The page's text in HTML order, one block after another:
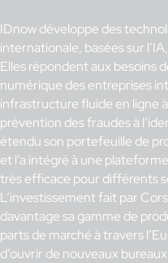
IDnow développe des
internationale, basées sur
Elles répondent aux besoins
numérique des entreprises
infrastructure fluide en ligne
prévention des fraudes à
étendu son portefeuille de
et l’a intégré à une
très efficace pour différents
L’investissement fait par
davantage sa gamme de
parts de marché à travers
d’ouvrir de nouveaux